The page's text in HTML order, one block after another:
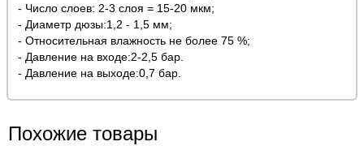
- Число слоев: 2-3 слоя = 15-20 мкм;
- Диаметр дюзы:1,2 - 1,5 мм;
- Относительная влажность не более 75 %;
- Давление на входе:2-2,5 бар.
- Давление на выходе:0,7 бар.
Похожие товары